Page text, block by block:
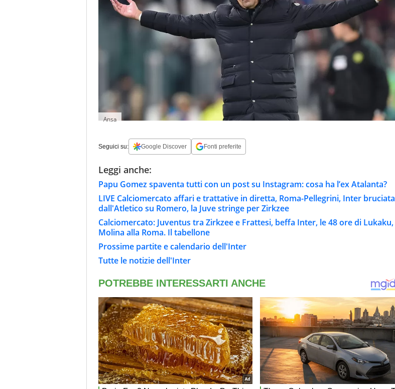
Ansa
Seguici su: Google Discover Fonti preferite
Leggi anche:
Papu Gomez spaventa tutti con un post su Instagram: cosa ha l’ex Atalanta?
LIVE Calciomercato affari e trattative in diretta, Roma-Pellegrini, Inter bruciata
dall'Atletico su Romero, la Juve stringe per Zirkzee
Calciomercato: Juventus tra Zirkzee e Frattesi, beffa Inter, le 48 ore di Lukaku,
Molina alla Roma. Il tabellone
Prossime partite e calendario dell'Inter
Tutte le notizie dell'Inter